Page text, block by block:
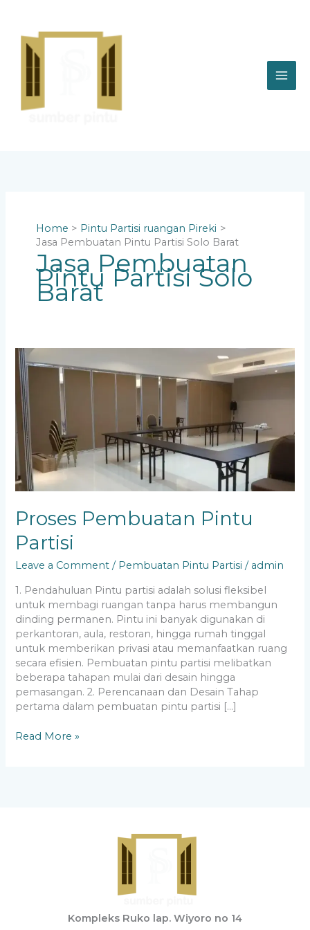
content
Home
Pintu Partisi ruangan Pireki
Jasa Pembuatan Pintu Partisi Solo Barat
Jasa Pembuatan
Pintu Partisi Solo
Barat
Proses Pembuatan Pintu
Partisi
Leave a Comment / Pembuatan Pintu Partisi / admin
1. Pendahuluan Pintu partisi adalah solusi fleksibel
untuk membagi ruangan tanpa harus membangun
dinding permanen. Pintu ini banyak digunakan di
perkantoran, aula, restoran, hingga rumah tinggal
untuk memberikan privasi atau memanfaatkan ruang
secara efisien. Pembuatan pintu partisi melibatkan
beberapa tahapan mulai dari desain hingga
pemasangan. 2. Perencanaan dan Desain Tahap
pertama dalam pembuatan pintu partisi […]
Proses
Pembuatan
Pintu
Partisi
Read More »
Kompleks Ruko lap. Wiyoro no 14